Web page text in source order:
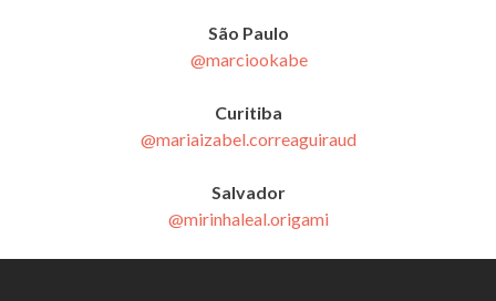
São Paulo
@marciookabe
Curitiba
@mariaizabel.correaguiraud
Salvador
@mirinhaleal.origami